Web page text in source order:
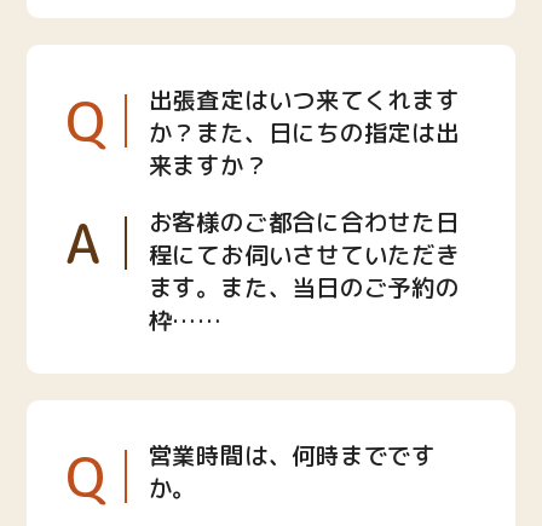
Q
出張査定はいつ来てくれます
か？また、日にちの指定は出
来ますか？
A
お客様のご都合に合わせた日
程にてお伺いさせていただき
ます。また、当日のご予約の
枠……
Q
営業時間は、何時までです
か。